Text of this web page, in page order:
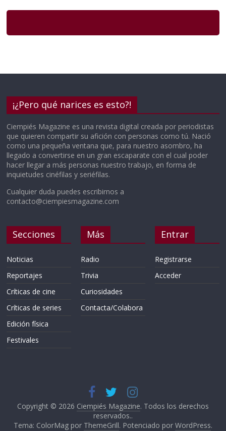
¡¿Pero qué narices es esto?!
Ciempiés Magazine es una revista digital creada por periodistas
que quieren compartir su afición con personas como tú. Nació
como una pequeña ventana que, para nuestro asombro, ha
llegado a convertirse en un gran escaparate con el cual poder
hacer llegar a más personas nuestro trabajo, en forma de
inquietudes cinéfilas y seriéfilas.
Cualquier duda puedes escribirnos a
contacto@ciempiesmagazine.com
Secciones
Noticias
Reportajes
Críticas de cine
Críticas de series
Edición física
Festivales
Más
Radio
Trivia
Curiosidades
Contacta/Colabora
Entrar
Registrarse
Acceder
Copyright © 2026 Ciempiés Magazine. Todos los derechos
reservados..
Tema: ColorMag por ThemeGrill. Potenciado por WordPress.